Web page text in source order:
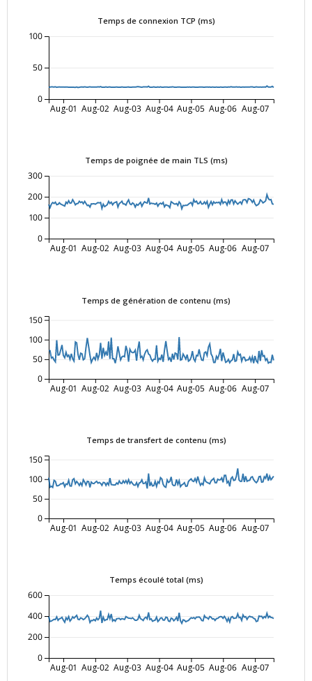
Temps de connexion TCP (ms)
Aug-01 Aug-02 Aug-03 Aug-04 Aug-05 Aug-06 Aug-07
0
50
100
Temps de poignée de main TLS (ms)
Aug-01 Aug-02 Aug-03 Aug-04 Aug-05 Aug-06 Aug-07
0
100
200
300
Temps de génération de contenu (ms)
Aug-01 Aug-02 Aug-03 Aug-04 Aug-05 Aug-06 Aug-07
0
50
100
150
Temps de transfert de contenu (ms)
Aug-01 Aug-02 Aug-03 Aug-04 Aug-05 Aug-06 Aug-07
0
50
100
150
Temps écoulé total (ms)
Aug-01 Aug-02 Aug-03 Aug-04 Aug-05 Aug-06 Aug-07
0
200
400
600